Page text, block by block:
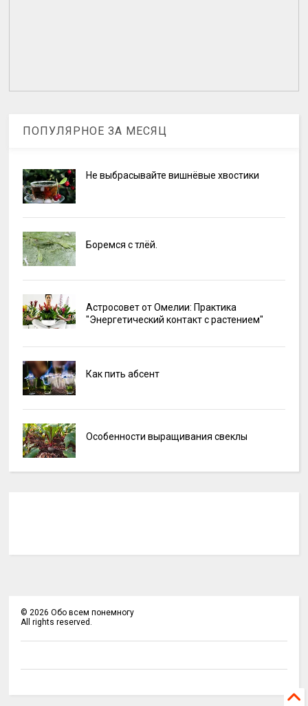
ПОПУЛЯРНОЕ ЗА МЕСЯЦ
Не выбрасывайте вишнёвые хвостики
Боремся с тлёй.
Астросовет от Омелии: Практика
"Энергетический контакт с растением"
Как пить абсент
Особенности выращивания свеклы
©2026 Обо всем понемногу
All rights reserved.